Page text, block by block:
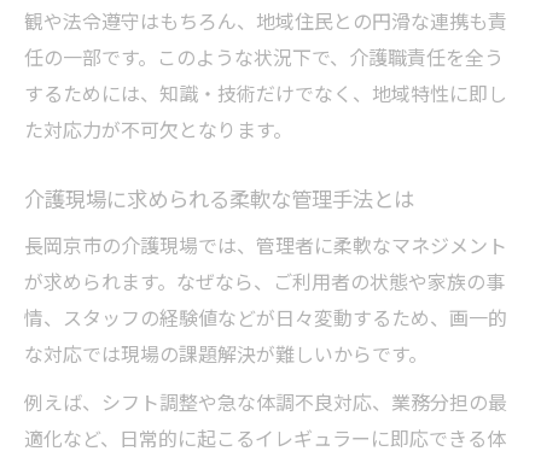
観や法令遵守はもちろん、地域住民との円滑な連携も責
任の一部です。このような状況下で、介護職責任を全う
するためには、知識・技術だけでなく、地域特性に即し
た対応力が不可欠となります。
介護現場に求められる柔軟な管理手法とは
長岡京市の介護現場では、管理者に柔軟なマネジメント
が求められます。なぜなら、ご利用者の状態や家族の事
情、スタッフの経験値などが日々変動するため、画一的
な対応では現場の課題解決が難しいからです。
例えば、シフト調整や急な体調不良対応、業務分担の最
適化など、日常的に起こるイレギュラーに即応できる体